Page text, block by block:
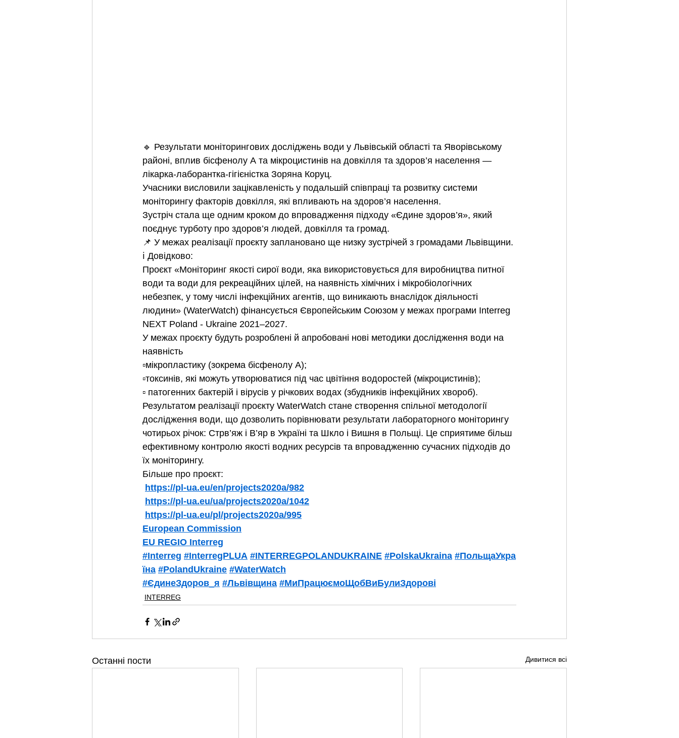
🔹 Результати моніторингових досліджень води у Львівській області та Яворівському
районі, вплив бісфенолу А та мікроцистинів на довкілля та здоров’я населення —
лікарка-лаборантка-гігієністка Зоряна Коруц.
Учасники висловили зацікавленість у подальшій співпраці та розвитку системи
моніторингу факторів довкілля, які впливають на здоров’я населення.
Зустріч стала ще одним кроком до впровадження підходу «Єдине здоров’я», який
поєднує турботу про здоров’я людей, довкілля та громад.
📌 У межах реалізації проєкту заплановано ще низку зустрічей з громадами Львівщини.
ℹ️ Довідково:
Проєкт «Моніторинг якості сирої води, яка використовується для виробництва питної
води та води для рекреаційних цілей, на наявність хімічних і мікробіологічних
небезпек, у тому числі інфекційних агентів, що виникають внаслідок діяльності
людини» (WaterWatch) фінансується Європейським Союзом у межах програми Interreg
NEXT Poland - Ukraine 2021–2027.
У межах проєкту будуть розроблені й апробовані нові методики дослідження води на
наявність
▫️мікропластику (зокрема бісфенолу А);
▫️токсинів, які можуть утворюватися під час цвітіння водоростей (мікроцистинів);
▫️ патогенних бактерій і вірусів у річкових водах (збудників інфекційних хвороб).
Результатом реалізації проєкту WaterWatch стане створення спільної методології
дослідження води, що дозволить порівнювати результати лабораторного моніторингу
чотирьох річок: Стрв’яж і В’яр в Україні та Шкло і Вишня в Польщі. Це сприятиме більш
ефективному контролю якості водних ресурсів та впровадженню сучасних підходів до
їх моніторингу.
Більше про проєкт:
https://pl-ua.eu/en/projects2020a/982
https://pl-ua.eu/ua/projects2020a/1042
https://pl-ua.eu/pl/projects2020a/995
European Commission
EU REGIO Interreg
#Interreg #InterregPLUA #INTERREGPOLANDUKRAINE #PolskaUkraina #ПольщаУкра
їна #PolandUkraine #WaterWatch
#ЄдинеЗдоров_я #Львівщина #МиПрацюємоЩобВиБулиЗдорові
INTERREG
Останні пости Дивитися всі